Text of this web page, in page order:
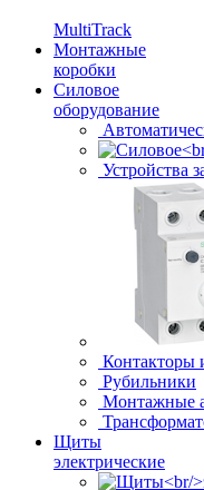
MultiTrack
Монтажные
коробки
Силовое
оборудование
Устройства
Контакторы
Рубильники
Монтажные
Щиты
электрические